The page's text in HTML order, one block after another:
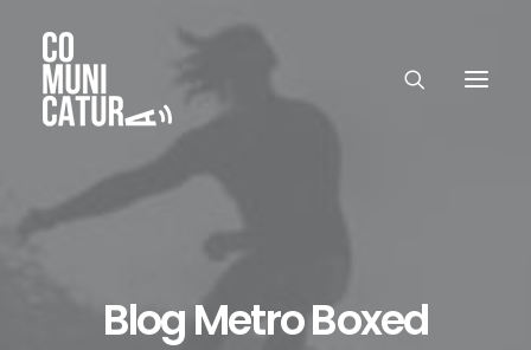
Blog Metro Boxed